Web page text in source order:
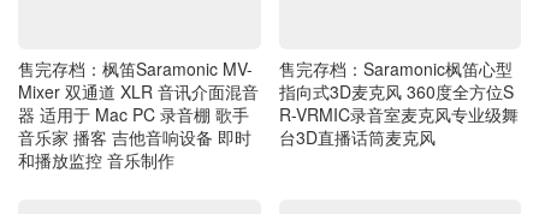
售完存档：枫笛Saramonic MV-
Mixer 双通道 XLR 音讯介面混音
器 适用于 Mac PC 录音棚 歌手
音乐家 播客 吉他音响设备 即时
和播放监控 音乐制作
售完存档：Saramonic枫笛心型
指向式3D麦克风 360度全方位S
R-VRMIC录音室麦克风专业级舞
台3D直播话筒麦克风